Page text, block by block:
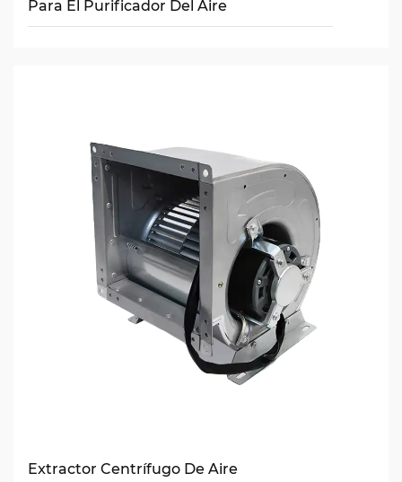
Para El Purificador Del Aire
Extractor Centrífugo De Aire